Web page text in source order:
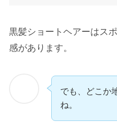
黒髪ショートヘアーはス
感があります。
でも、どこか
ね。